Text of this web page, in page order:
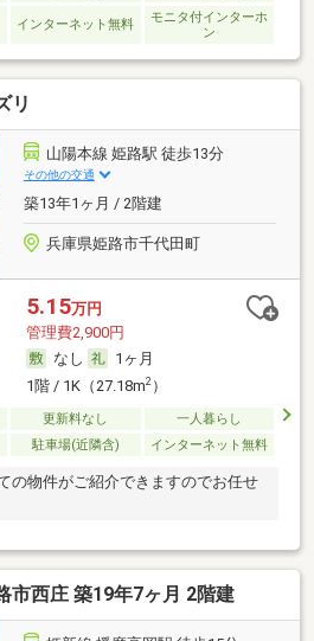
インターネット無料
モニタ付インターホ
ン
リ
山陽本線 姫路駅 徒歩13分
その他の交通
築13年1ヶ月 / 2階建
兵庫県姫路市千代田町
5.15万円
管理費2,900円
なし
1ヶ月
1階 / 1K（27.18m2）
更新料なし
一人暮らし
駐車場(近隣含) インターネット無料
の物件がご紹介できますのでお任せ
市西庄 築19年7ヶ月 2階建